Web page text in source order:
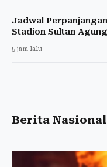
Jadwal
Stadion Sultan Agung
5 jam lalu
Berita Nasional